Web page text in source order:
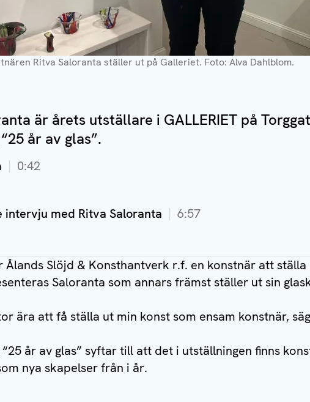
Ritva Saloranta ställer ut på Galleriet. Foto: Alva Dahlblom.
är årets utställare i GALLERIET på
år av glas”.
0:42
på:
intervju med Ritva Saloranta 6:57
Ålands Slöjd & Konsthantverk r.f. en konstnär att
Saloranta som annars främst ställer ut sin
ära att få ställa ut min konst som ensam konstnär,
år av glas” syftar till att det i utställningen finns
nya skapelser från i år.